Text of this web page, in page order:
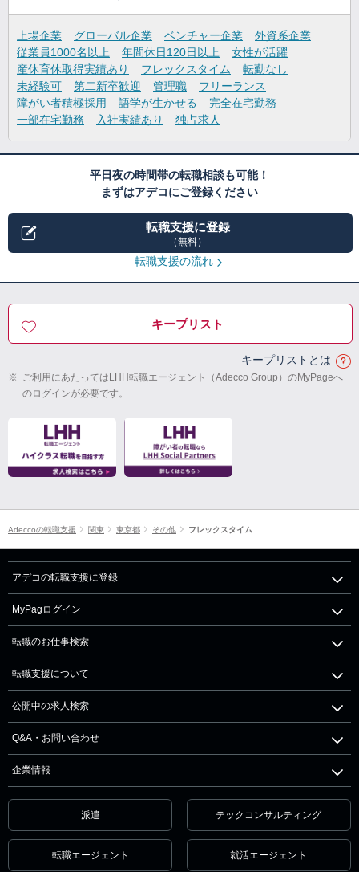
上場企業 グローバル企業 ベンチャー企業
外資系企業
従業員1000名以上
年間休日120日以上
女性が活躍
産休育休取得実績あり
フレックスタイム
転勤なし
未経験可
第二新卒歓迎 管理職
フリーランス
障がい者積極採用
語学が生かせる
完全在宅勤務
一部在宅勤務
入社実績あり 独占求人
平日夜の時間帯の転職相談も可能！
まずはアデコにご登録ください
転職支援に登録
（無料）
転職支援の流れ
キープリスト
キープリストとは
※ ご利用にあたってはLHH転職エージェント（Adecco Group）のMyPageへ
のログインが必要です。
Adeccoの転職支援 関東 東京都 その他 フレックスタイム
アデコの転職支援に登録
MyPagログイン
転職のお仕事検索
転職支援について
公開中の求人検索
Q&A・お問い合わせ
企業情報
派遣 テックコンサルティング
転職エージェント 就活エージェント